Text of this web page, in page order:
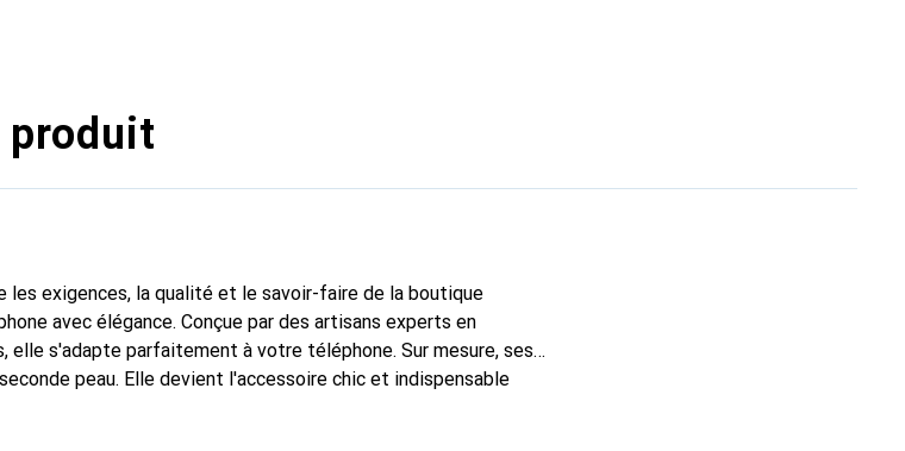
les exigences, la qualité et le savoir-faire de la boutique
avec élégance. Conçue par des artisans experts en
elle s'adapte parfaitement à votre téléphone. Sur mesure, ses
peau. Elle devient l'accessoire chic et indispensable